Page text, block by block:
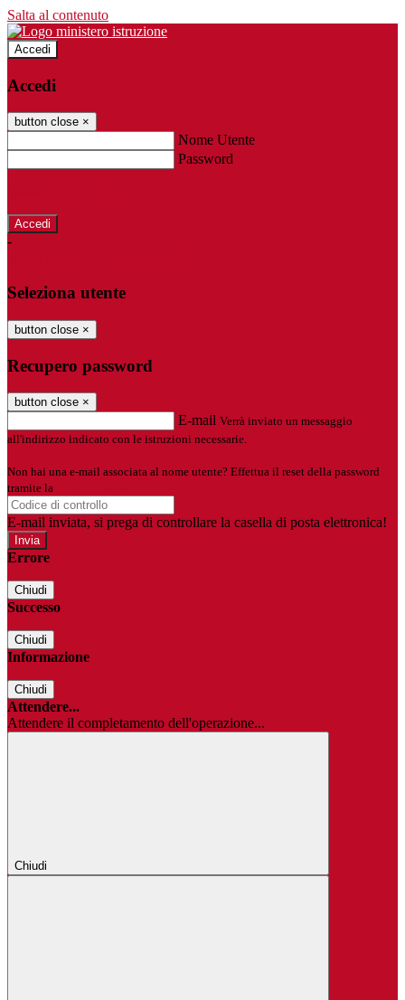
Salta al contenuto
Accedi
Accedi
button close ×
Nome Utente
Password
-
Seleziona utente
button close ×
Recupero password
button close ×
E-mail Verrà inviato un messaggio
all'indirizzo indicato con le istruzioni necessarie.
Non hai una e-mail associata al nome utente? Effettua il reset della password
tramite la
E-mail inviata, si prega di controllare la casella di posta elettronica!
Errore
Chiudi
Successo
Chiudi
Informazione
Chiudi
Attendere...
Attendere il completamento dell'operazione...
Chiudi